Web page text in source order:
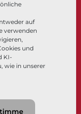
auf
verwenden
und
KI-
wie in unserer